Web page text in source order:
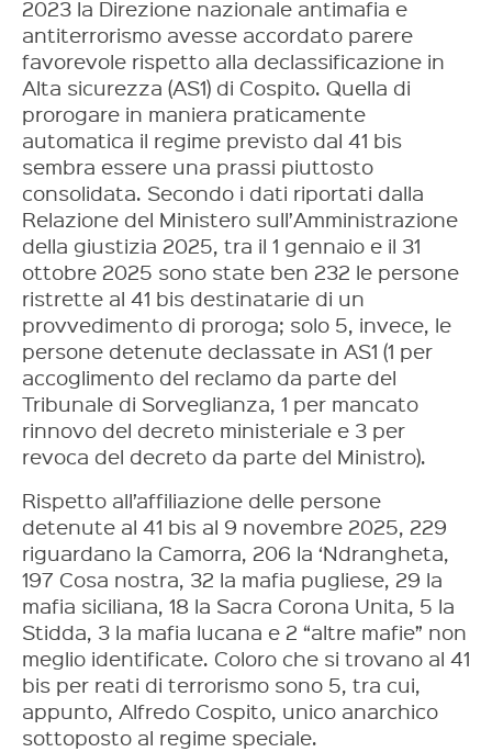
2023 la Direzione nazionale antimafia e
antiterrorismo avesse accordato parere
favorevole rispetto alla declassificazione in
Alta sicurezza (AS1) di Cospito. Quella di
prorogare in maniera praticamente
automatica il regime previsto dal 41 bis
sembra essere una prassi piuttosto
consolidata. Secondo i dati riportati dalla
Relazione del Ministero sull’Amministrazione
della giustizia 2025, tra il 1 gennaio e il 31
ottobre 2025 sono state ben 232 le persone
ristrette al 41 bis destinatarie di un
provvedimento di proroga; solo 5, invece, le
persone detenute declassate in AS1 (1 per
accoglimento del reclamo da parte del
Tribunale di Sorveglianza, 1 per mancato
rinnovo del decreto ministeriale e 3 per
revoca del decreto da parte del Ministro).
Rispetto all’affiliazione delle persone
detenute al 41 bis al 9 novembre 2025, 229
riguardano la Camorra, 206 la ‘Ndrangheta,
197 Cosa nostra, 32 la mafia pugliese, 29 la
mafia siciliana, 18 la Sacra Corona Unita, 5 la
Stidda, 3 la mafia lucana e 2 “altre mafie” non
meglio identificate. Coloro che si trovano al 41
bis per reati di terrorismo sono 5, tra cui,
appunto, Alfredo Cospito, unico anarchico
sottoposto al regime speciale.